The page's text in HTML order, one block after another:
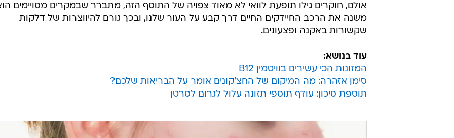
אולם, חוקרים גילו תופעת לוואי לא מאוד צפויה של התוסף הזה, מתברר שבמקרים מסויימים
משנה את הרכב החיידקים החיים דרך קבע על העור שלנו, ובכך גורם להיווצרות של דלקות
שקשורות באקנה ופצעונים.
עוד בנושא:
המזונות הכי עשירים בוויטמין B12
סימן אזהרה: מה המיקום של החצ'קונים אומר על הבריאות שלכם?
תוספת סיכון: עודף תוספי תזונה עלול לגרום לסרטן